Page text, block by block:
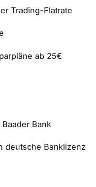
Trading-Flatrate
ab 25€
Bank
deutsche Banklizenz